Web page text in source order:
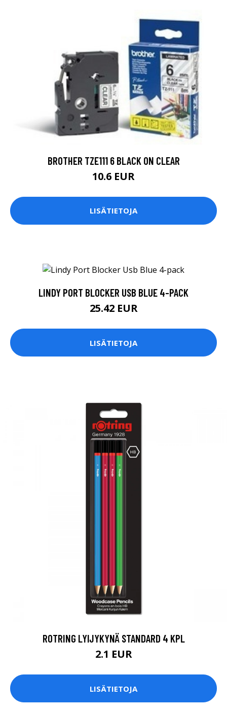
BROTHER TZE111 6 BLACK ON CLEAR
10.6 EUR
LISÄTIETOJA
LINDY PORT BLOCKER USB BLUE 4-PACK
25.42 EUR
LISÄTIETOJA
ROTRING LYIJYKYNÄ STANDARD 4 KPL
2.1 EUR
LISÄTIETOJA